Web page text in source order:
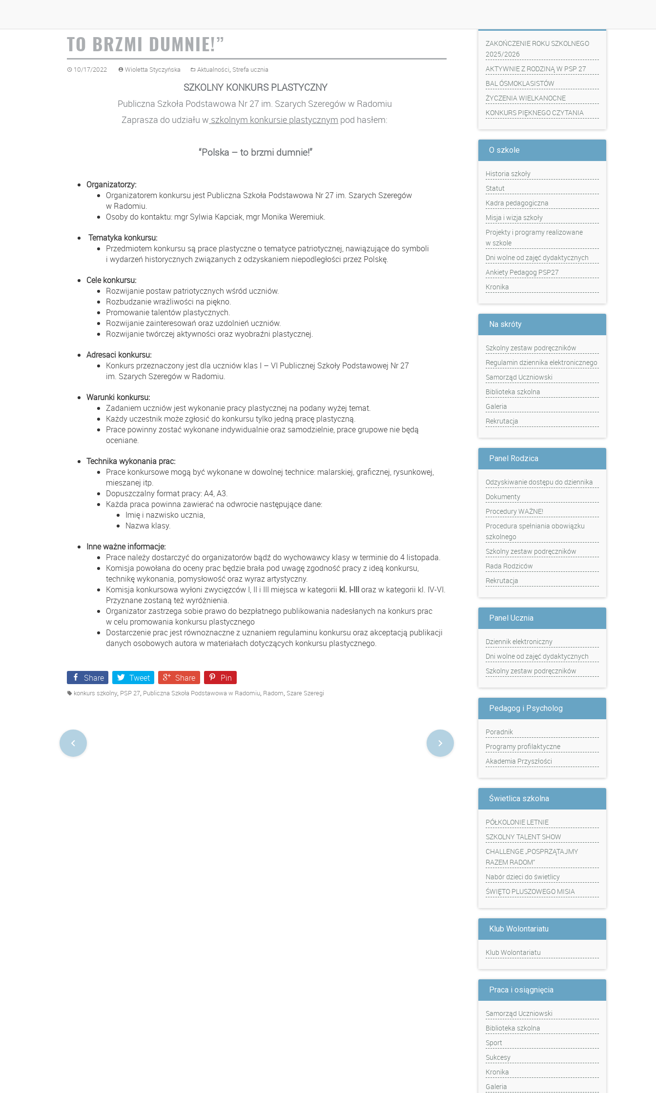
TO BRZMI DUMNIE!”
10/17/2022 Wioletta Styczyńska Aktualności, Strefa ucznia
SZKOLNY KONKURS PLASTYCZNY
Publiczna Szkoła Podstawowa Nr 27 im. Szarych Szeregów w Radomiu
Zaprasza do udziału w szkolnym konkursie plastycznym pod hasłem:
“Polska – to brzmi dumnie!”
Organizatorzy:
Organizatorem konkursu jest Publiczna Szkoła Podstawowa Nr 27 im. Szarych Szeregów
w Radomiu.
Osoby do kontaktu: mgr Sylwia Kapciak, mgr Monika Weremiuk.
Tematyka konkursu:
Przedmiotem konkursu są prace plastyczne o tematyce patriotycznej, nawiązujące do symboli
i wydarzeń historycznych związanych z odzyskaniem niepodległości przez Polskę.
Cele konkursu:
Rozwijanie postaw patriotycznych wśród uczniów.
Rozbudzanie wrażliwości na piękno.
Promowanie talentów plastycznych.
Rozwijanie zainteresowań oraz uzdolnień uczniów.
Rozwijanie twórczej aktywności oraz wyobraźni plastycznej.
Adresaci konkursu:
Konkurs przeznaczony jest dla uczniów klas I – VI Publicznej Szkoły Podstawowej Nr 27
im. Szarych Szeregów w Radomiu.
Warunki konkursu:
Zadaniem uczniów jest wykonanie pracy plastycznej na podany wyżej temat.
Każdy uczestnik może zgłosić do konkursu tylko jedną pracę plastyczną.
Prace powinny zostać wykonane indywidualnie oraz samodzielnie, prace grupowe nie będą
oceniane.
Technika wykonania prac:
Prace konkursowe mogą być wykonane w dowolnej technice: malarskiej, graficznej, rysunkowej,
mieszanej itp.
Dopuszczalny format pracy: A4, A3.
Każda praca powinna zawierać na odwrocie następujące dane:
Imię i nazwisko ucznia,
Nazwa klasy.
Inne ważne informacje:
Prace należy dostarczyć do organizatorów bądź do wychowawcy klasy w terminie do 4 listopada.
Komisja powołana do oceny prac będzie brała pod uwagę zgodność pracy z ideą konkursu,
technikę wykonania, pomysłowość oraz wyraz artystyczny.
Komisja konkursowa wyłoni zwycięzców I, II i III miejsca w kategorii kl. I-IIIoraz w kategorii kl. IV-VI.
Przyznane zostaną też wyróżnienia.
Organizator zastrzega sobie prawo do bezpłatnego publikowania nadesłanych na konkurs prac
w celu promowania konkursu plastycznego
Dostarczenie prac jest równoznaczne z uznaniem regulaminu konkursu oraz akceptacją publikacji
danych osobowych autora w materiałach dotyczących konkursu plastycznego.
Share Tweet Share Pin
konkurs szkolny, PSP 27, Publiczna Szkoła Podstawowa w Radomiu, Radom, Szare Szeregi
Nawigacja
ZAKOŃCZENIE ROKU SZKOLNEGO
2025/2026
AKTYWNIE Z RODZINĄ W PSP 27
BAL ÓSMOKLASISTÓW
ŻYCZENIA WIELKANOCNE
KONKURS PIĘKNEGO CZYTANIA
O szkole
Historia szkoły
Statut
Kadra pedagogiczna
Misja i wizja szkoły
Projekty i programy realizowane
w szkole
Dni wolne od zajęć dydaktycznych
Ankiety Pedagog PSP27
Kronika
Na skróty
Szkolny zestaw podręczników
Regulamin dziennika elektronicznego
Samorząd Uczniowski
Biblioteka szkolna
Galeria
Rekrutacja
Panel Rodzica
Odzyskiwanie dostępu do dziennika
Dokumenty
Procedury WAŻNE!
Procedura spełniania obowiązku
szkolnego
Szkolny zestaw podręczników
Rada Rodziców
Rekrutacja
Panel Ucznia
Dziennik elektroniczny
Dni wolne od zajęć dydaktycznych
Szkolny zestaw podręczników
Pedagog i Psycholog
Poradnik
Programy profilaktyczne
Akademia Przyszłości
Świetlica szkolna
PÓŁKOLONIE LETNIE
SZKOLNY TALENT SHOW
CHALLENGE „POSPRZĄTAJMY
RAZEM RADOM”
Nabór dzieci do świetlicy
ŚWIĘTO PLUSZOWEGO MISIA
Klub Wolontariatu
Klub Wolontariatu
Praca i osiągnięcia
Samorząd Uczniowski
Biblioteka szkolna
Sport
Sukcesy
Kronika
Galeria